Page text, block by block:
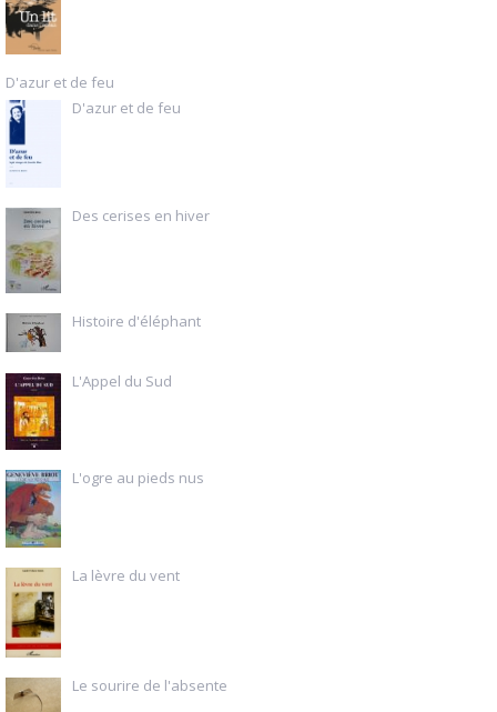
D'azur et de feu
D'azur et de feu
Des cerises en hiver
Histoire d'éléphant
L'Appel du Sud
L'ogre au pieds nus
La lèvre du vent
Le sourire de l'absente